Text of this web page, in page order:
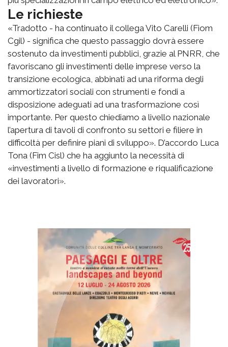
Le richieste
«Tradotto - ha continuato il collega Vito Carelli (Fiom
Cgil) - significa che questo passaggio dovrà essere
sostenuto da investimenti pubblici, grazie al PNRR, che
favoriscano gli investimenti delle imprese verso la
transizione ecologica, abbinati ad una riforma degli
ammortizzatori sociali con strumenti e fondi a
disposizione adeguati ad una trasformazione così
importante. Per questo chiediamo a livello nazionale
l’apertura di tavoli di confronto su settori e filiere in
difficoltà per definire piani di sviluppo». D’accordo Luca
Tona (Fim Cisl) che ha aggiunto la necessità di
«investimenti a livello di formazione e riqualificazione
dei lavoratori».